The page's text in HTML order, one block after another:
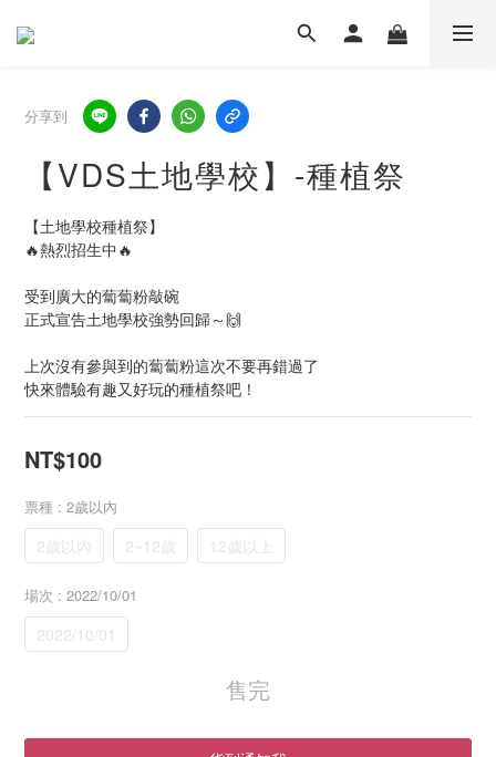
分享到
【VDS土地學校】-種植祭
【土地學校種植祭】
🔥熱烈招生中🔥
受到廣大的蔔蔔粉敲碗
正式宣告土地學校強勢回歸～🙌
上次沒有參與到的蔔蔔粉這次不要再錯過了
快來體驗有趣又好玩的種植祭吧！
NT$100
票種 : 2歲以內
2歲以內 2~12歲 12歲以上
場次 : 2022/10/01
2022/10/01
售完